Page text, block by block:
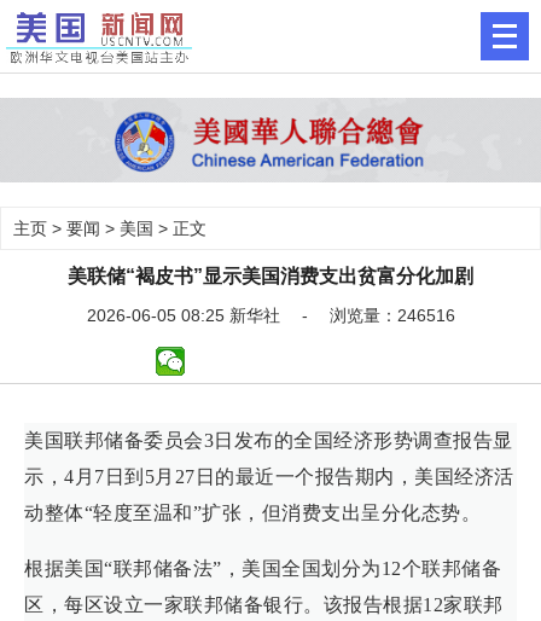
主页 > 要闻 > 美国 > 正文
美联储“褐皮书”显示美国消费支出贫富分化加剧
2026-06-05 08:25 新华社 - 浏览量：246516
美国联邦储备委员会3日发布的全国经济形势调查报告显
示，4月7日到5月27日的最近一个报告期内，美国经济活
动整体“轻度至温和”扩张，但消费支出呈分化态势。
根据美国“联邦储备法”，美国全国划分为12个联邦储备
区，每区设立一家联邦储备银行。该报告根据12家联邦